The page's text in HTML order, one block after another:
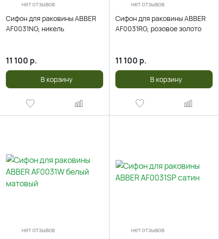
нет отзывов
Сифон для раковины ABBER
AF0031NG, никель
11 100 р.
В корзину
нет отзывов
Сифон для раковины ABBER
AF0031RG, розовое золото
11 100 р.
В корзину
нет отзывов нет отзывов